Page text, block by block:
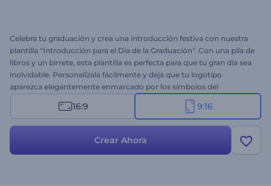
Celebra tu graduación y crea una introducción festiva con nuestra
plantilla "Introducción para el Día de la Graduación". Con una pila de
libros y un birrete, esta plantilla es perfecta para que tu gran día sea
inolvidable. Personalízala fácilmente y deja que tu logotipo
aparezca elegantemente enmarcado por los símbolos del
aprendizaje y el éxito. Ideal para ceremonias de graduación, vídeos
escolares, presentaciones y proyectos educativos. ¡Crea ahora y haz
16:9 9:16
Crear Ahora